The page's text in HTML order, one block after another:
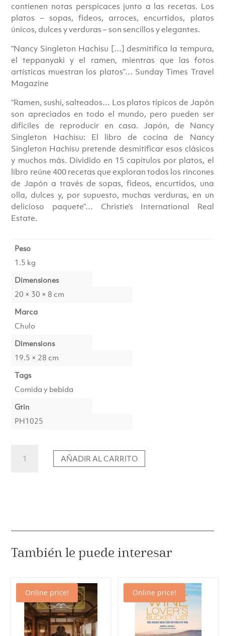
contienen notas perspicaces junto a las recetas. Los
platos – sopas, fideos, arroces, encurtidos, platos
únicos, dulces y verduras – son sencillos y elegantes.
“Nancy Singleton Hachisu […] desmitifica la tempura,
el teppanyaki y el ramen, mientras que las fotos
artísticas muestran los platos”… Sunday Times Travel
Magazine
“Ramen, sushi, salteados… Los platos típicos de Japón
son apreciados en todo el mundo, pero pueden ser
difíciles de reproducir en casa. Japón, de Nancy
Singleton Hachisu: El libro de cocina de Nancy
Singleton Hachisu pretende desmitificar esos clásicos
y muchos más. Dividido en 15 capítulos por platos, el
libro reúne 400 recetas que exploran todos los rincones
de Japón a través de sopas, fideos, encurtidos, una
olla, dulces y, por supuesto, muchas verduras, en un
delicioso paquete”… Christie’s International Real
Estate.
Peso
1.5 kg
Dimensiones
20 × 30 × 8 cm
Marca
Chulo
Dimensions
19.5 × 28 cm
Tags
Comida y bebida
Gtin
PH1025
AÑADIR AL CARRITO
También le puede interesar
Online price! Online price!